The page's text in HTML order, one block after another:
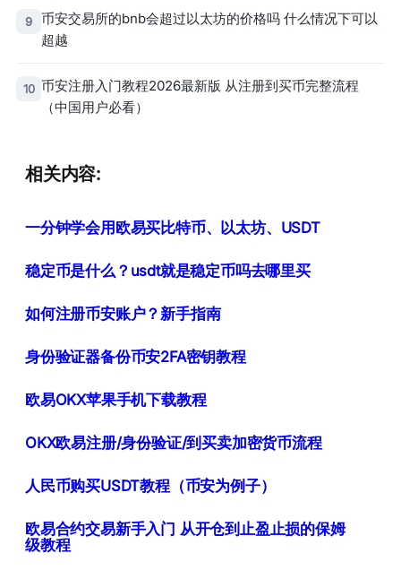
9
币安交易所的bnb会超过以太坊的价格吗 什么情况下可以
超越
10 币安注册入门教程2026最新版 从注册到买币完整流程
（中国用户必看）
相关内容:
一分钟学会用欧易买比特币、以太坊、USDT
稳定币是什么？usdt就是稳定币吗去哪里买
如何注册币安账户？新手指南
身份验证器备份币安2FA密钥教程
欧易OKX苹果手机下载教程
OKX欧易注册/身份验证/到买卖加密货币流程
人民币购买USDT教程（币安为例子）
欧易合约交易新手入门 从开仓到止盈止损的保姆
级教程